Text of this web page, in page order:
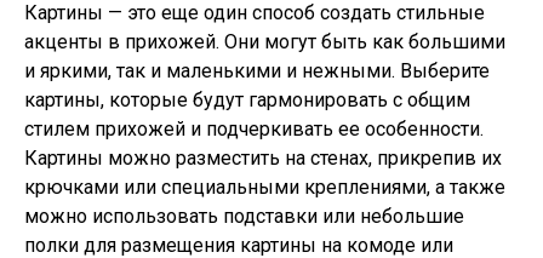
Картины — это еще один способ создать стильные
акценты в прихожей. Они могут быть как большими
и яркими, так и маленькими и нежными. Выберите
картины, которые будут гармонировать с общим
стилем прихожей и подчеркивать ее особенности.
Картины можно разместить на стенах, прикрепив их
крючками или специальными креплениями, а также
можно использовать подставки или небольшие
полки для размещения картины на комоде или